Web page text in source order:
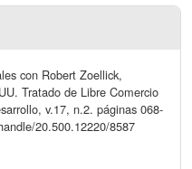
con Robert Zoellick,
Tratado de Libre Comercio
v.17, n.2. páginas 068-
20.500.12220/8587